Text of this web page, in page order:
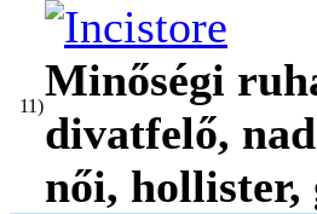
11)
Minőségi
divatfelő,
női, hollister,